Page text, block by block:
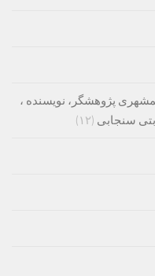
پژوهشگر، نویسنده ،
سنجابی (۱۲)